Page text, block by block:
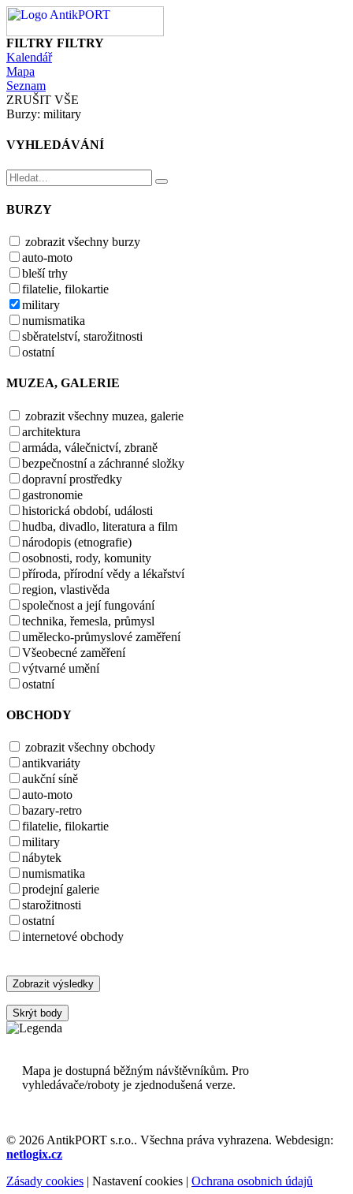
FILTRY FILTRY
Kalendář
Mapa
Seznam
ZRUŠIT VŠE
Burzy: military
VYHLEDÁVÁNÍ
BURZY
zobrazit všechny burzy
auto-moto
bleší trhy
filatelie, filokartie
military
numismatika
sběratelství, starožitnosti
ostatní
MUZEA, GALERIE
zobrazit všechny muzea, galerie
architektura
armáda, válečnictví, zbraně
bezpečnostní a záchranné složky
dopravní prostředky
gastronomie
historická období, události
hudba, divadlo, literatura a film
národopis (etnografie)
osobnosti, rody, komunity
příroda, přírodní vědy a lékařství
region, vlastivěda
společnost a její fungování
technika, řemesla, průmysl
umělecko-průmyslové zaměření
Všeobecné zaměření
výtvarné umění
ostatní
OBCHODY
zobrazit všechny obchody
antikvariáty
aukční síně
auto-moto
bazary-retro
filatelie, filokartie
military
nábytek
numismatika
prodejní galerie
starožitnosti
ostatní
internetové obchody
Zobrazit výsledky
Skrýt body
Mapa je dostupná běžným návštěvníkům. Pro
vyhledávače/roboty je zjednodušená verze.
© 2026 AntikPORT s.r.o.. Všechna práva vyhrazena. Webdesign:
netlogix.cz
Zásady cookies | Nastavení cookies | Ochrana osobnich údajů